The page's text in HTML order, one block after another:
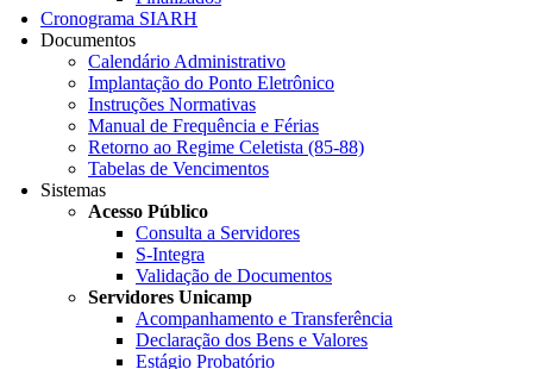
Cronograma SIARH
Documentos
Calendário Administrativo
Implantação do Ponto Eletrônico
Instruções Normativas
Manual de Frequência e Férias
Retorno ao Regime Celetista (85-88)
Tabelas de Vencimentos
Sistemas
Acesso Público
Consulta a Servidores
S-Integra
Validação de Documentos
Servidores Unicamp
Acompanhamento e Transferência
Declaração dos Bens e Valores
Estágio Probatório